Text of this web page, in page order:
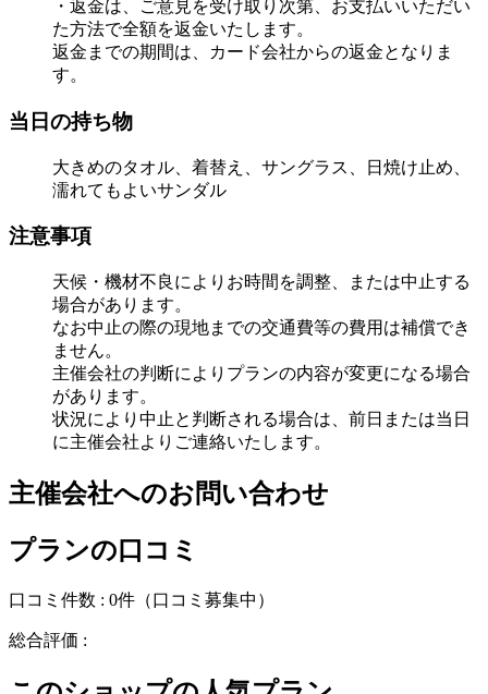
・返金は、ご意見を受け取り次第、お支払いいただい
た方法で全額を返金いたします。
返金までの期間は、カード会社からの返金となりま
す。
当日の持ち物
大きめのタオル、着替え、サングラス、日焼け止め、
濡れてもよいサンダル
注意事項
天候・機材不良によりお時間を調整、または中止する
場合があります。
なお中止の際の現地までの交通費等の費用は補償でき
ません。
主催会社の判断によりプランの内容が変更になる場合
があります。
状況により中止と判断される場合は、前日または当日
に主催会社よりご連絡いたします。
主催会社へのお問い合わせ
プランの口コミ
口コミ件数 : 0件 （口コミ募集中）
総合評価 :